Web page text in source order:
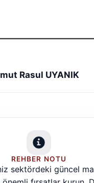
Rasul UYANIK
REHBER NOTU
sektördeki güncel